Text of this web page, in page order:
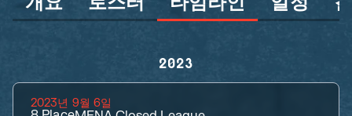
2023
2023년 9월 6일